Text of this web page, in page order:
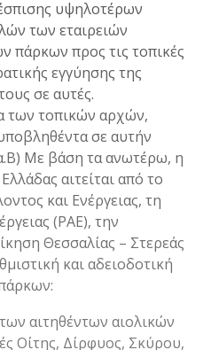
υψηλοτέρων
των εταιρειών
πάρκων προς τις τοπικές
εγγύησης της
σε αυτές.
των τοπικών αρχών,
σε αυτήν
Με βάση τα ανωτέρω, η
αιτείται από το
και Ενέργειας, τη
(ΡΑΕ), την
Θεσσαλίας – Στερεάς
και αδειοδοτική
αιτηθέντων αιολικών
Οίτης, Δίρφυος, Σκύρου,